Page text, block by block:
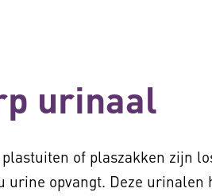
urinaal
of plaszakken zijn
urine opvangt. Deze urinalen